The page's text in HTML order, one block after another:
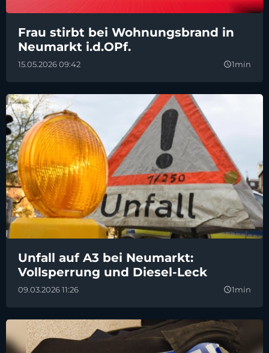
Frau stirbt bei Wohnungsbrand in
Neumarkt i.d.OPf.
15.05.2026 09:42 query_builder1min
Unfall auf A3 bei Neumarkt:
Vollsperrung und Diesel-Leck
09.03.2026 11:26 query_builder1min